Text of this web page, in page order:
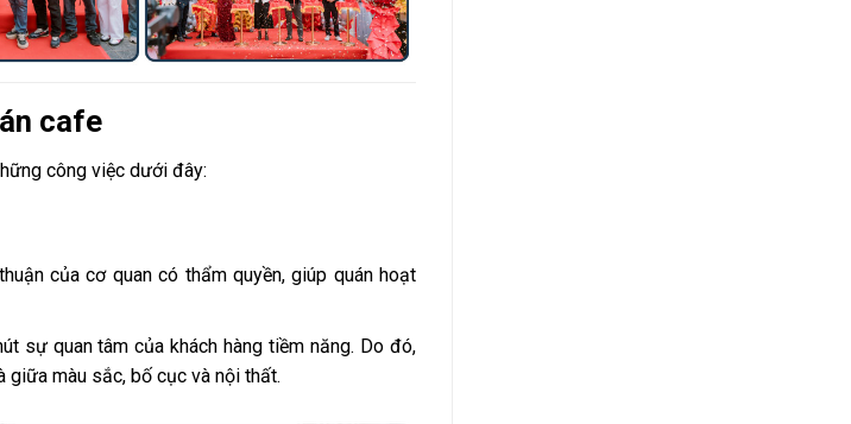
cafe
công việc dưới đây:
của cơ quan có thẩm quyền, giúp quán hoạt
sự quan tâm của khách hàng tiềm năng. Do đó,
giữa màu sắc, bố cục và nội thất.